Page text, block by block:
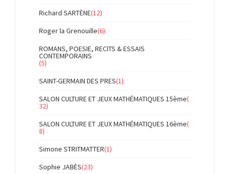
Richard SARTÈNE(12)
Roger la Grenouille(6)
ROMANS, POESIE, RECITS & ESSAIS
CONTEMPORAINS
(5)
SAINT-GERMAIN DES PRES(1)
SALON CULTURE ET JEUX MATHÉMATIQUES 15ème(
32)
SALON CULTURE ET JEUX MATHÉMATIQUES 16ème(
8)
Simone STRITMATTER(1)
Sophie JABÈS(23)